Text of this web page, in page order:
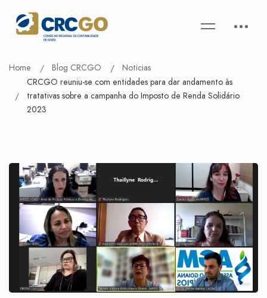
Home Blog CRCGO
Noticias
CRCGO reuniu-se com entidades para dar andamento às
tratativas sobre a campanha do Imposto de Renda Solidário
2023